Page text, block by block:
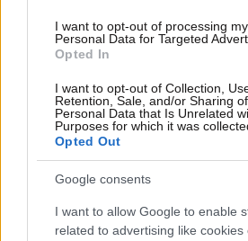
I want to opt-out of processing my
Personal Data for Targeted
Opted In
I want to opt-out of Collection,
Retention, Sale, and/or Sharing
Personal Data that Is Unrelated
Purposes for which it was
Opted Out
Google consents
I want to allow Google to enable
related to advertising like cookies
30·06·2026 19:13
Άνοδος 3,67% τον Ιούνιο και
του Χρηματιστηρίου Αθηνών